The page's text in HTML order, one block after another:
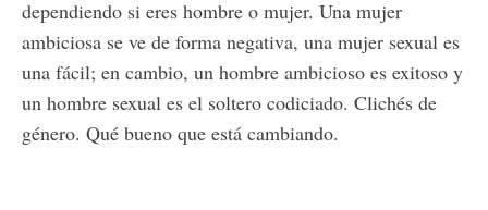
dependiendo si eres hombre o mujer. Una mujer
ambiciosa se ve de forma negativa, una mujer sexual es
una fácil; en cambio, un hombre ambicioso es exitoso y
un hombre sexual es el soltero codiciado. Clichés de
género. Qué bueno que está cambiando.